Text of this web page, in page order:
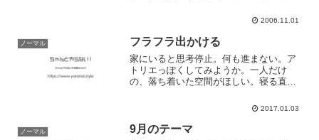
がかからないです。最近、布団乾燥機と
の布団につっこんで、ぬ...
2006.11.01
ノーマル フラフラ出かける
家にいると思考停止。何も進まない。ア
トリエっぽくしてみようか。一人だけ
の、落ち着いた空間がほしい。寝る直前
ら。それを邪魔されたくないんだな。と
2017.01.03
ノーマル 9月のテーマ